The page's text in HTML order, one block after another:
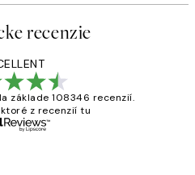
recenzie
základe 108346 recenzií.
z recenzií tu